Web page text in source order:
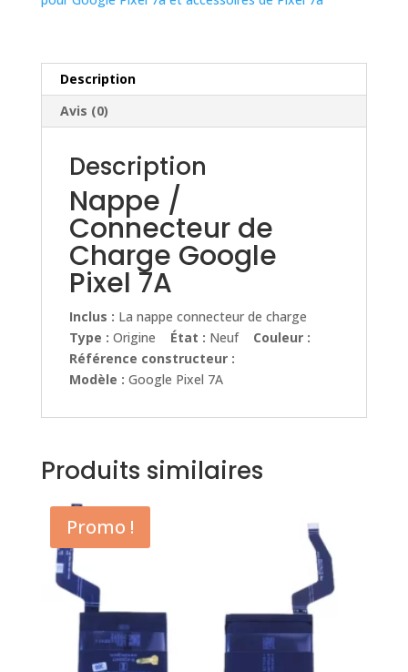
Description
Avis (0)
Description
Nappe /
Connecteur de
Charge Google
Pixel 7A
Inclus : La nappe connecteur de charge
Type : Origine État : Neuf Couleur :
Référence constructeur :
Modèle : Google Pixel 7A
Produits similaires
Promo !